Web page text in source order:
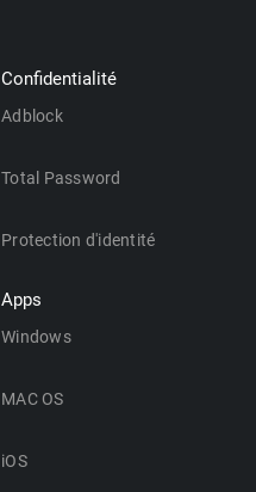
Confidentialité
Adblock
Total Password
Protection d'identité
Apps
Windows
MAC OS
iOS